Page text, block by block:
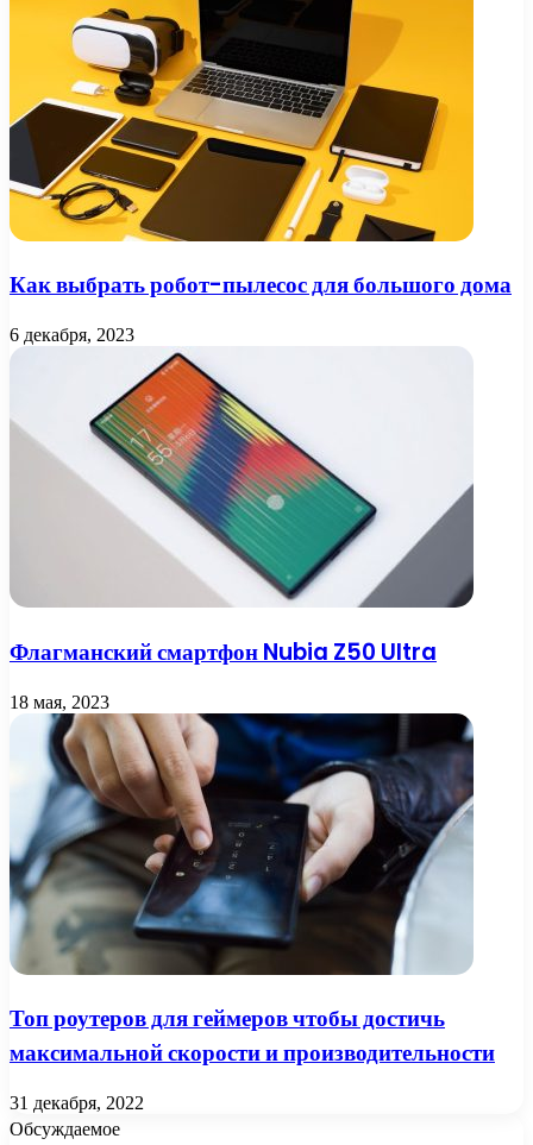
Как выбрать робот-пылесос для большого дома
6 декабря, 2023
Флагманский смартфон Nubia Z50 Ultra
18 мая, 2023
Топ роутеров для геймеров чтобы достичь
максимальной скорости и производительности
31 декабря, 2022
Обсуждаемое